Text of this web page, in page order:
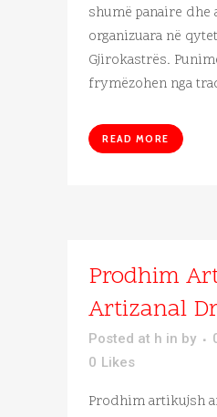
shumë panaire dhe
organizuara në
Gjirokastrës.
frymëzohen nga
READ MORE
Prodhim
Artizanal
Posted at h in by
0 Likes
Prodhim artikujsh